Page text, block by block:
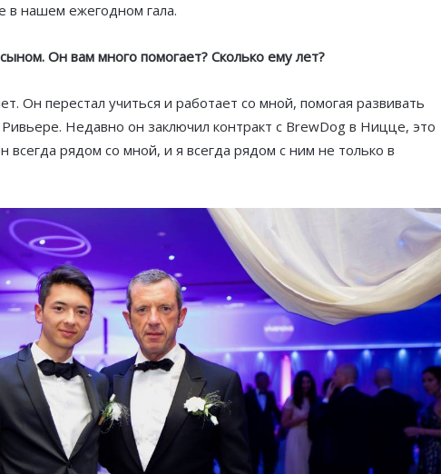
в нашем ежегодном гала.
Он вам много помогает? Сколько ему лет?
Он перестал учиться и работает со мной, помогая развивать
Недавно он заключил контракт с BrewDog в Ницце, это
всегда рядом со мной, и я всегда рядом с ним не только в